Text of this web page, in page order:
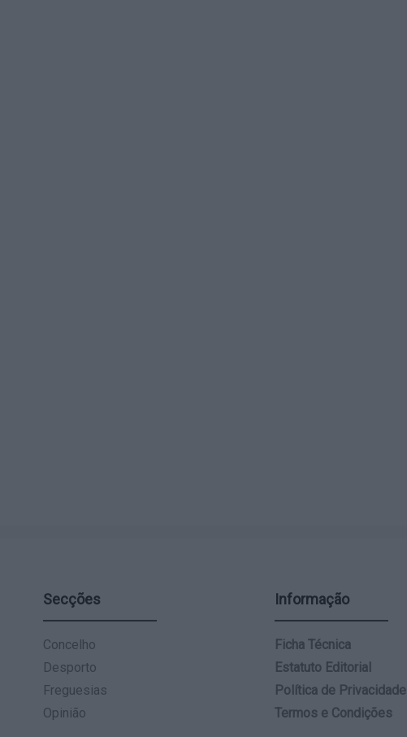
Secções
Concelho
Desporto
Freguesias
Opinião
Informação
Ficha Técnica
Estatuto Editorial
Política de Privacidade
Termos e Condições